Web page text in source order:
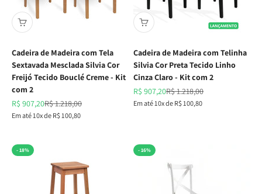
Cadeira de Madeira com Tela
Sextavada Mesclada Silvia Cor
Freijó Tecido Bouclé Creme - Kit
com 2
Preço promocional
R$ 907,20Preço normal
R$ 1.218,00
Em até 10x de R$ 100,80
Cadeira de Madeira com Telinha
Silvia Cor Preta Tecido Linho
Cinza Claro - Kit com 2
Preço promocional
R$ 907,20Preço normal
R$ 1.218,00
Em até 10x de R$ 100,80
- 18% - 16%